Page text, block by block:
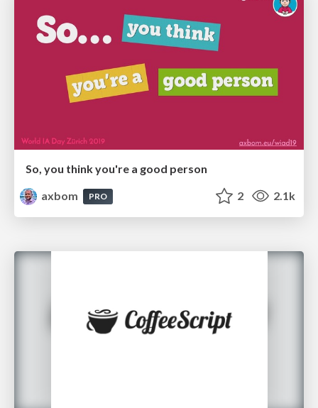
So, you think you're a good person
axbom
PRO 2 2.1k